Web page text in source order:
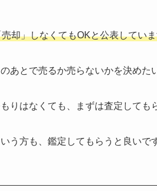
却」しなくてもOKと公表してい
あとで売るか売らないかを決めた
りはなくても、まずは査定しても
う方も、鑑定してもらうと良いで